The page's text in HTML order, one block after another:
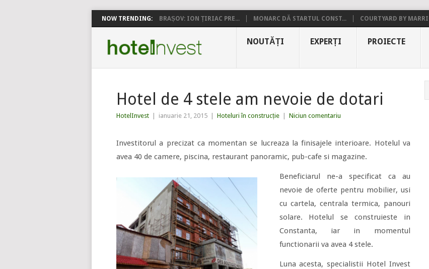
NOW TRENDING: BRAȘOV: ION ȚIRIAC PRE... MONARC DĂ STARTUL CONST... COURTYARD BY
NOUTĂȚI EXPERȚI PROIECTE
Hotel de 4 stele am nevoie de dotari
HotelInvest ianuarie 21, 2015 Hoteluri în construcție Niciun comentariu
Investitorul a precizat ca momentanse lucreaza la finisajele interioare. Hotelul va
avea 40 de camere, piscina, restaurant panoramic, pub-cafe si magazine.
Beneficiarul ne-a specificat ca au
nevoie de oferte pentru mobilier, usi
cu cartela, centrala termica, panouri
solare. Hotelul se construieste in
Constanta, iar in momentul
functionarii va avea 4 stele.
Luna acesta, specialistii Hotel Invest